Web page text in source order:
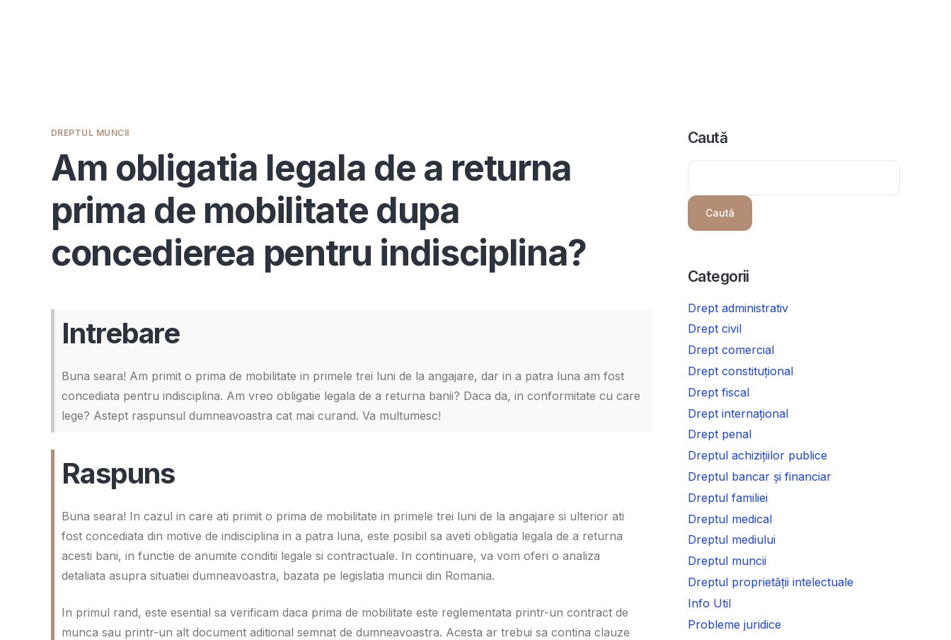
DREPTUL MUNCII
Am obligatia legala de a returna
prima de mobilitate dupa
concedierea pentru indisciplina?
Intrebare
Buna seara! Am primit o prima de mobilitate in primele trei luni de la angajare, dar in a patra luna am fost
concediata pentru indisciplina. Am vreo obligatie legala de a returna banii? Daca da, in conformitate cu care
lege? Astept raspunsul dumneavoastra cat mai curand. Va multumesc!
Raspuns
Buna seara! In cazul in care ati primit o prima de mobilitate in primele trei luni de la angajare si ulterior ati
fost concediata din motive de indisciplina in a patra luna, este posibil sa aveti obligatia legala de a returna
acesti bani, in functie de anumite conditii legale si contractuale. In continuare, va vom oferi o analiza
detaliata asupra situatiei dumneavoastra, bazata pe legislatia muncii din Romania.
In primul rand, este esential sa verificam daca prima de mobilitate este reglementata printr-un contract de
munca sau printr-un alt document aditional semnat de dumneavoastra. Acesta ar trebui sa contina clauze
Caută
Caută
Categorii
Drept administrativ
Drept civil
Drept comercial
Drept constituțional
Drept fiscal
Drept internațional
Drept penal
Dreptul achizițiilor publice
Dreptul bancar și financiar
Dreptul familiei
Dreptul medical
Dreptul mediului
Dreptul muncii
Dreptul proprietății intelectuale
Info Util
Probleme juridice